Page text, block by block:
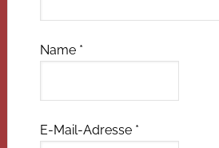
Name *
E-Mail-Adresse *